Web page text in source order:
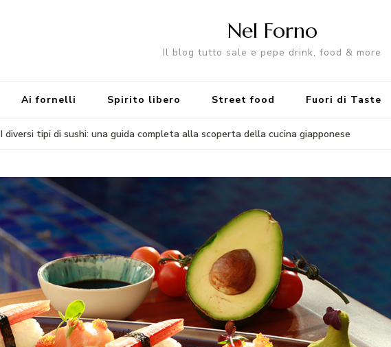
Nel Forno
Il blog tutto sale e pepe drink, food & more
Ai fornelli Spirito libero Street food Fuori di Taste
I diversi tipi di sushi: una guida completa alla scoperta della cucina giapponese